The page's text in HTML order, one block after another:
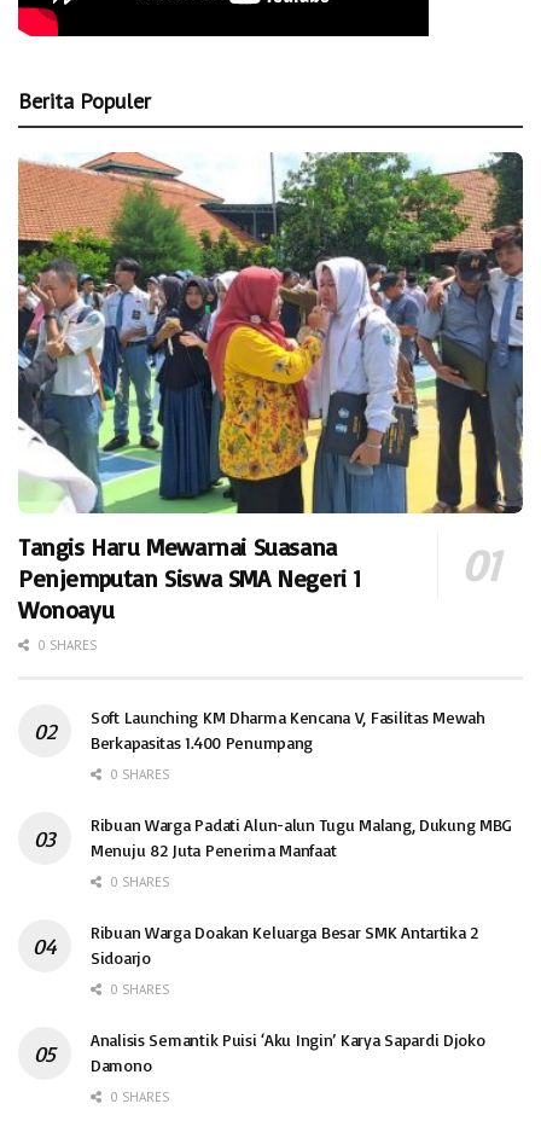
Berita Populer
Tangis Haru Mewarnai Suasana
Penjemputan Siswa SMA Negeri 1
Wonoayu
0 SHARES
Soft Launching KM Dharma Kencana V, Fasilitas Mewah
Berkapasitas 1.400 Penumpang
0 SHARES
Ribuan Warga Padati Alun-alun Tugu Malang, Dukung MBG
Menuju 82 Juta Penerima Manfaat
0 SHARES
Ribuan Warga Doakan Keluarga Besar SMK Antartika 2
Sidoarjo
0 SHARES
Analisis Semantik Puisi ‘Aku Ingin’ Karya Sapardi Djoko
Damono
0 SHARES